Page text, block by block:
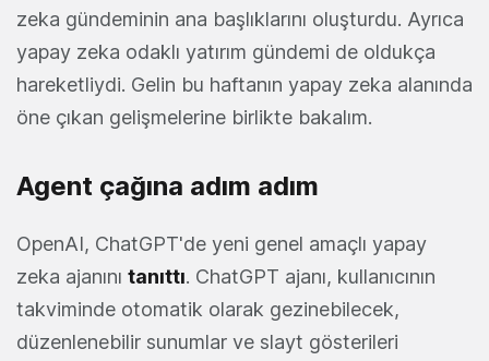
zeka gündeminin ana başlıklarını oluşturdu. Ayrıca
yapay zeka odaklı yatırım gündemi de oldukça
hareketliydi. Gelin bu haftanın yapay zeka alanında
öne çıkan gelişmelerine birlikte bakalım.
Agent çağına adım adım
OpenAI, ChatGPT'de yeni genel amaçlı yapay
zeka ajanını tanıttı. ChatGPT ajanı, kullanıcının
takviminde otomatik olarak gezinebilecek,
düzenlenebilir sunumlar ve slayt gösterileri